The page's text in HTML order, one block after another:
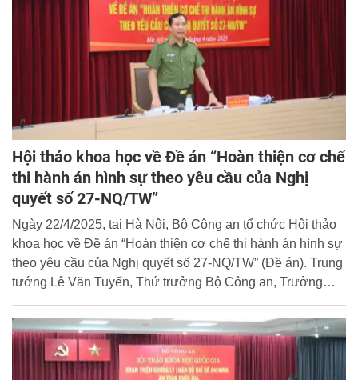
Hội thảo khoa học về Đề án “Hoàn thiện cơ chế
thi hành án hình sự theo yêu cầu của Nghị
quyết số 27-NQ/TW”
Ngày 22/4/2025, tại Hà Nội, Bộ Công an tổ chức Hội thảo
khoa học về Đề án “Hoàn thiện cơ chế thi hành án hình sự
theo yêu cầu của Nghị quyết số 27-NQ/TW” (Đề án). Trung
tướng Lê Văn Tuyến, Thứ trưởng Bộ Công an, Trưởng
Ban Chỉ đạo xây dựng Đề án chủ trì Hội thảo.